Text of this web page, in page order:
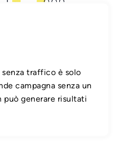
traffico è solo
campagna senza un
può generare risultati